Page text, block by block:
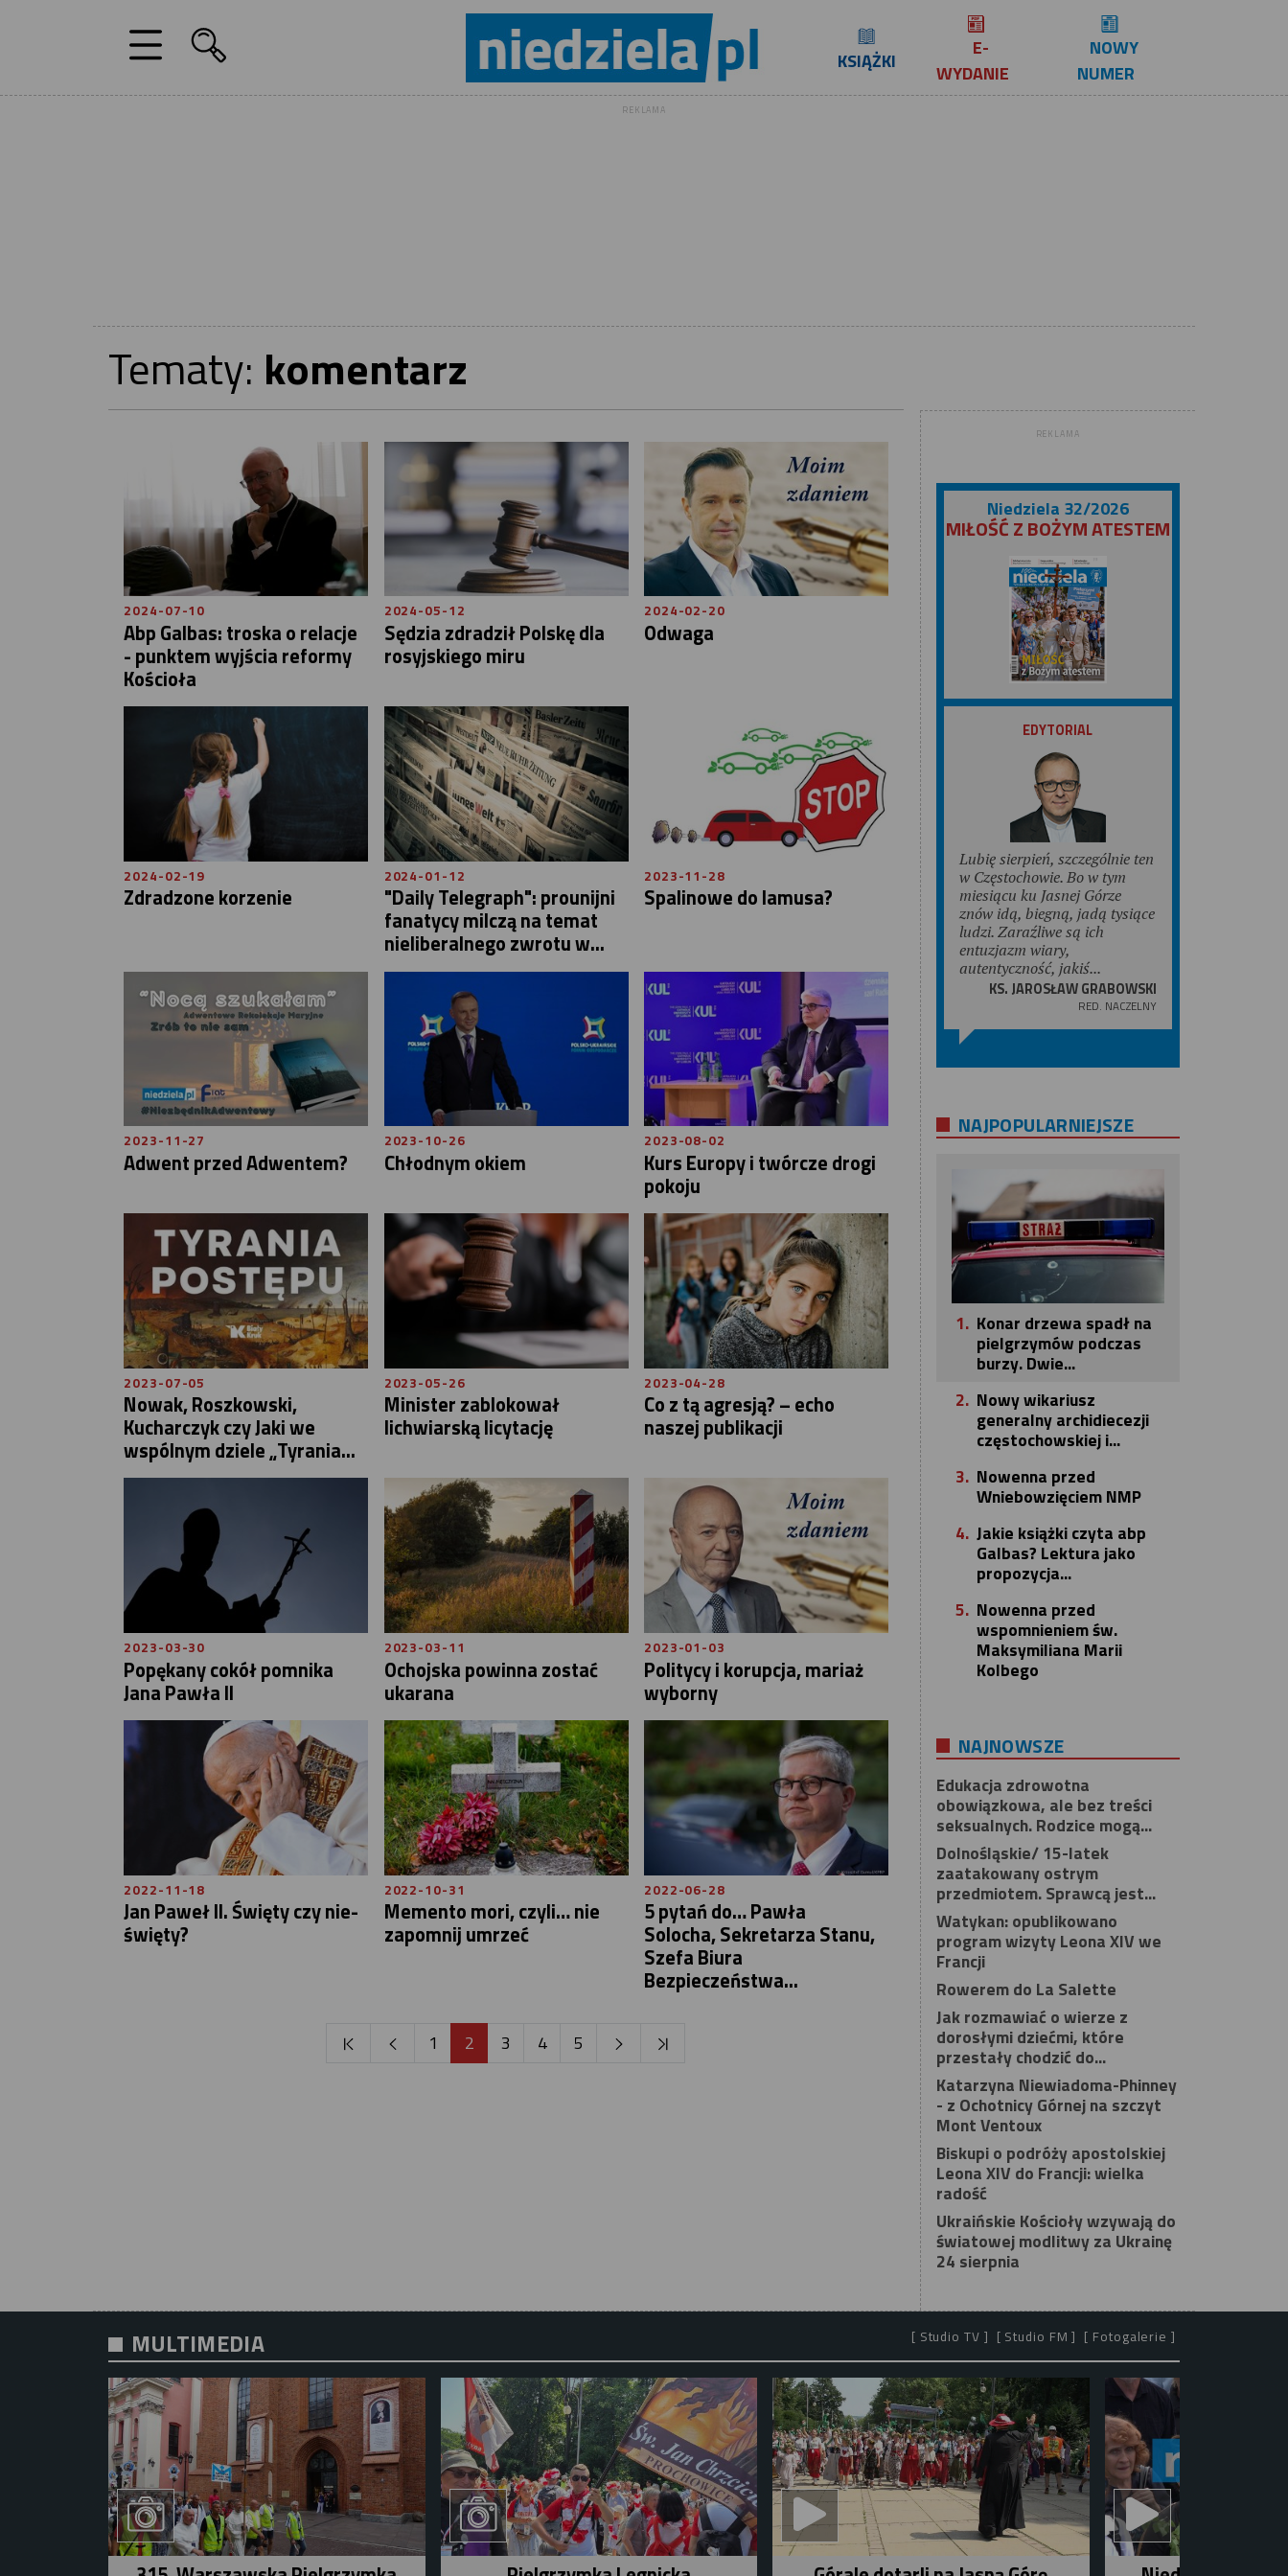
KSIĄŻKI
E-
WYDANIE
NOWY
NUMER
REKLAMA
Tematy: komentarz
2024-07-10
Abp Galbas: troska o relacje
- punktem wyjścia reformy
Kościoła
2024-05-12
Sędzia zdradził Polskę dla
rosyjskiego miru
2024-02-20
Odwaga
2024-02-19
Zdradzone korzenie
2024-01-12
"Daily Telegraph": prounijni
fanatycy milczą na temat
nieliberalnego zwrotu w...
2023-11-28
Spalinowe do lamusa?
2023-11-27
Adwent przed Adwentem?
2023-10-26
Chłodnym okiem
2023-08-02
Kurs Europy i twórcze drogi
pokoju
2023-07-05
Nowak, Roszkowski,
Kucharczyk czy Jaki we
wspólnym dziele „Tyrania...
2023-05-26
Minister zablokował
lichwiarską licytację
2023-04-28
Co z tą agresją? – echo
naszej publikacji
2023-03-30
Popękany cokół pomnika
Jana Pawła II
2023-03-11
Ochojska powinna zostać
ukarana
2023-01-03
Politycy i korupcja, mariaż
wyborny
2022-11-18
Jan Paweł II. Święty czy nie-
święty?
2022-10-31
Memento mori, czyli… nie
zapomnij umrzeć
2022-06-28
5 pytań do… Pawła
Solocha, Sekretarza Stanu,
Szefa Biura
Bezpieczeństwa...
1 2 3 4 5
REKLAMA
Niedziela 32/2026
MIŁOŚĆ Z BOŻYM ATESTEM
ZOBACZ
EDYTORIAL
Lubię sierpień, szczególnie ten
w Częstochowie. Bo w tym
miesiącu ku Jasnej Górze
znów idą, biegną, jadą tysiące
ludzi. Zaraźliwe są ich
entuzjazm wiary,
autentyczność, jakiś...
KS. JAROSŁAW GRABOWSKI
RED. NACZELNY
NAJPOPULARNIEJSZE
1. Konar drzewa spadł na
pielgrzymów podczas
burzy. Dwie...
2. Nowy wikariusz
generalny archidiecezji
częstochowskiej i...
3. Nowenna przed
Wniebowzięciem NMP
4. Jakie książki czyta abp
Galbas? Lektura jako
propozycja...
5. Nowenna przed
wspomnieniem św.
Maksymiliana Marii
Kolbego
NAJNOWSZE
Edukacja zdrowotna
obowiązkowa, ale bez treści
seksualnych. Rodzice mogą...
Dolnośląskie/ 15-latek
zaatakowany ostrym
przedmiotem. Sprawcą jest...
Watykan: opublikowano
program wizyty Leona XIV we
Francji
Rowerem do La Salette
Jak rozmawiać o wierze z
dorosłymi dziećmi, które
przestały chodzić do...
Katarzyna Niewiadoma-Phinney
- z Ochotnicy Górnej na szczyt
Mont Ventoux
Biskupi o podróży apostolskiej
Leona XIV do Francji: wielka
radość
Ukraińskie Kościoły wzywają do
światowej modlitwy za Ukrainę
24 sierpnia
MULTIMEDIA [ Studio TV ] [ Studio FM ] [ Fotogalerie ]